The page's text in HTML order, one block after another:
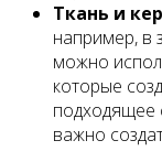
Ткань и
например, в
можно
которые
подходящее
важно